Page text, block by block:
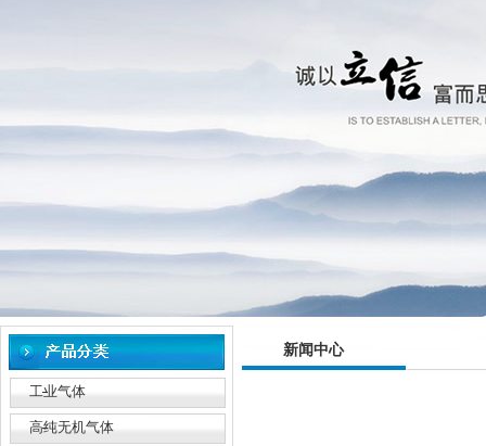
工业气体
高纯无机气体
新闻中心